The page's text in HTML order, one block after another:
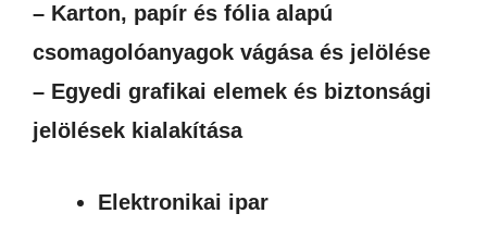
– Karton, papír és fólia alapú
csomagolóanyagok vágása és jelölése
– Egyedi grafikai elemek és biztonsági
jelölések kialakítása
Elektronikai ipar